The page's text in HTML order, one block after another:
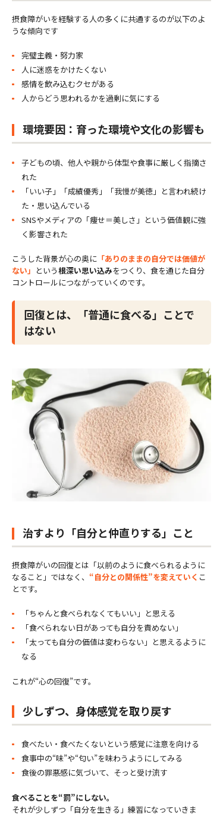
摂食障がいを経験する人の多くに共通するのが以下のよ
うな傾向です
完璧主義・努力家
人に迷惑をかけたくない
感情を飲み込むクセがある
人からどう思われるかを過剰に気にする
環境要因：育った環境や文化の影響も
子どもの頃、他人や親から体型や食事に厳しく指摘さ
れた
「いい子」「成績優秀」「我慢が美徳」と言われ続け
た・思い込んでいる
SNSやメディアの「痩せ＝美しさ」という価値観に強
く影響された
こうした背景が心の奥に 「ありのままの自分では価値が
ない」 という根深い思い込みをつくり、食を通じた自分
コントロールにつながっていくのです。
回復とは、「普通に食べる」ことで
はない
治すより「自分と仲直りする」こと
摂食障がいの回復とは「以前のように食べられるように
なること」ではなく、 “自分との関係性”を変えていく こ
とです。
「ちゃんと食べられなくてもいい」と思える
「食べられない日があっても自分を責めない」
「太っても自分の価値は変わらない」と思えるように
なる
これが“心の回復”です。
少しずつ、身体感覚を取り戻す
食べたい・食べたくないという感覚に注意を向ける
食事中の“味”や“匂い”を味わうようにしてみる
食後の罪悪感に気づいて、そっと受け流す
食べることを“罰”にしない。
それが少しずつ「自分を生きる」練習になっていきま